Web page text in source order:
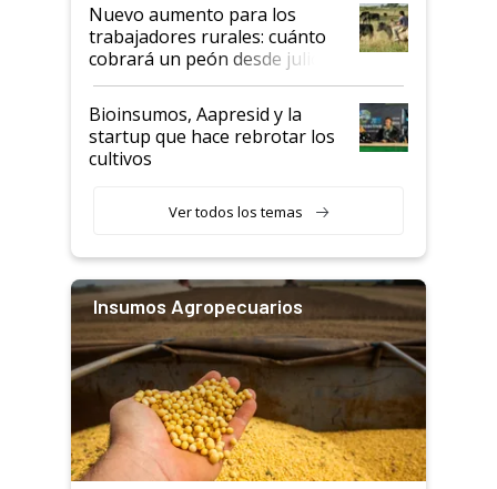
Nuevo aumento para los
trabajadores rurales: cuánto
cobrará un peón desde julio
Bioinsumos, Aapresid y la
startup que hace rebrotar los
cultivos
Ver todos los temas
Insumos Agropecuarios